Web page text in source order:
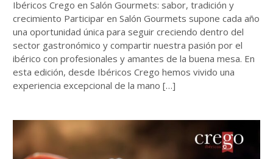
Ibéricos Crego en Salón Gourmets: sabor, tradición y
crecimiento Participar en Salón Gourmets supone cada año
una oportunidad única para seguir creciendo dentro del
sector gastronómico y compartir nuestra pasión por el
ibérico con profesionales y amantes de la buena mesa. En
esta edición, desde Ibéricos Crego hemos vivido una
experiencia excepcional de la mano […]